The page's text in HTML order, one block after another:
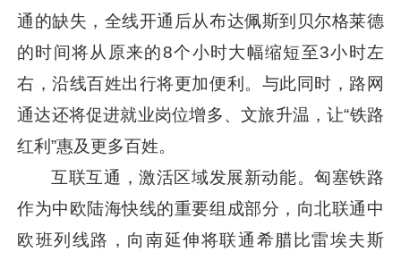
通的缺失，全线开通后从布达佩斯到贝尔格莱德
的时间将从原来的8个小时大幅缩短至3小时左
右，沿线百姓出行将更加便利。与此同时，路网
通达还将促进就业岗位增多、文旅升温，让“铁路
红利”惠及更多百姓。
互联互通，激活区域发展新动能。匈塞铁路
作为中欧陆海快线的重要组成部分，向北联通中
欧班列线路，向南延伸将联通希腊比雷埃夫斯